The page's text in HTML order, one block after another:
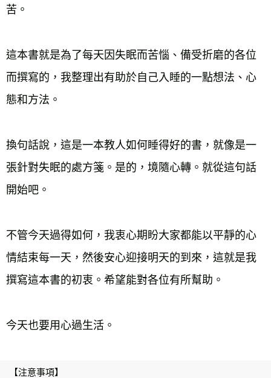
苦。
這本書就是為了每天因失眠而苦惱、備受折磨的各位
而撰寫的，我整理出有助於自己入睡的一點想法、心
態和方法。
換句話說，這是一本教人如何睡得好的書，就像是一
張針對失眠的處方箋。是的，境隨心轉。就從這句話
開始吧。
不管今天過得如何，我衷心期盼大家都能以平靜的心
情結束每一天，然後安心迎接明天的到來，這就是我
撰寫這本書的初衷。希望能對各位有所幫助。
今天也要用心過生活。
【注意事項】